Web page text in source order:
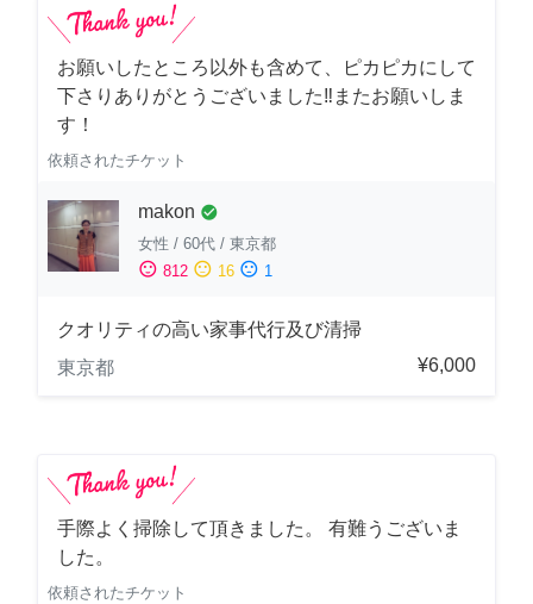
お願いしたところ以外も含めて、ピカピカにして
下さりありがとうございました‼️またお願いしま
す！
依頼されたチケット
makon check_circle
女性 / 60代 / 東京都
sentiment_satisfied 812 sentiment_neutral 16 sentiment_dissatisfied 1
クオリティの高い家事代行及び清掃
東京都
¥6,000
手際よく掃除して頂きました。 有難うございま
した。
依頼されたチケット